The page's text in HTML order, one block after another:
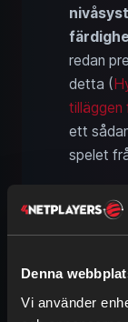
Denna
Vi använder
redan
detta (
tilläggen
ett
spelet
göra
resurser
att du
Kanske